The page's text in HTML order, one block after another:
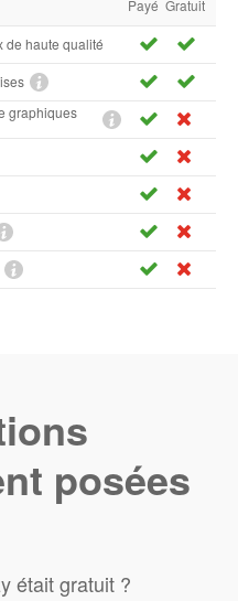
Payé Gratuit
de haute qualité
graphiques
posées
était gratuit ?